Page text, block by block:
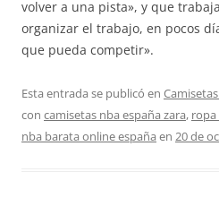
volver a una pista», y que
organizar el trabajo, en pocos
que pueda competir».
Esta entrada se publicó en
con camisetas nba españa zara, ropa
nba barata online españa en 20 de